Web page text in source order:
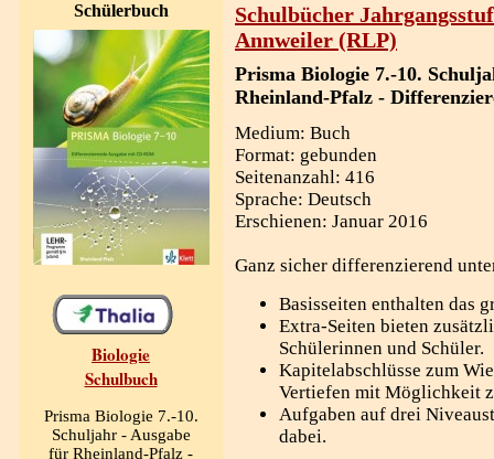
Schülerbuch
Biologie
Schulbuch
Prisma Biologie 7.-10.
Schuljahr - Ausgabe
für Rheinland-Pfalz -
Schulbücher
Annweiler (RLP)
Prisma Biologie 7.-10.
Rheinland-Pfalz -
Medium: Buch
Format: gebunden
Seitenanzahl: 416
Sprache: Deutsch
Erschienen: Januar 2016
Ganz sicher differenzierend
Basisseiten enthalten das
Extra-Seiten bieten
Schülerinnen und Schüler.
Kapitelabschlüsse zum
Vertiefen mit Möglichkeit
Aufgaben auf drei
dabei.